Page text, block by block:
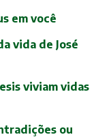
em você
vida de José
viviam vidas
ou